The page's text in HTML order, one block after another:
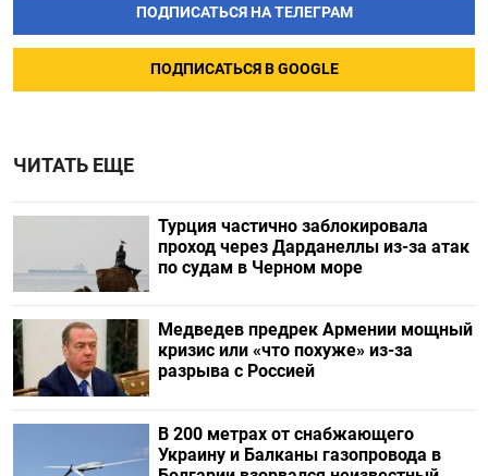
ПОДПИСАТЬСЯ НА ТЕЛЕГРАМ
ПОДПИСАТЬСЯ В GOOGLE
ЧИТАТЬ ЕЩЕ
Турция частично заблокировала
проход через Дарданеллы из-за атак
по судам в Черном море
Медведев предрек Армении мощный
кризис или «что похуже» из-за
разрыва с Россией
В 200 метрах от снабжающего
Украину и Балканы газопровода в